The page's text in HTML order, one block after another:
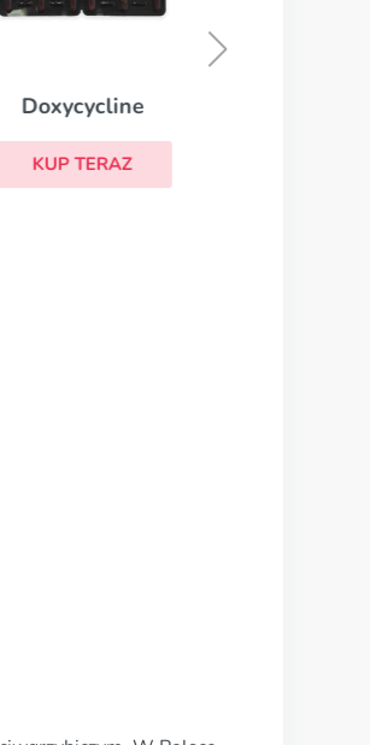
Doxycycline
KUP TERAZ